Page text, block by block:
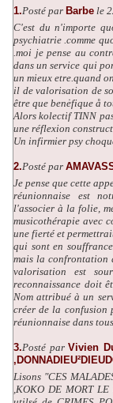
1.Posté par Barbe le
C'est du n'importe
psychiatrie .comme
.moi je pense au
dans un service qui
un mieux etre.quand
il de valorisation de
être que benėfique å
Alors kolectif TINN
une réflexion
Un infirmier psy
2.Posté par
Je pense que cette
réunionnaise est
l'associer à la folie,
musicothérapie avec
une fierté et
qui sont en
mais la confrontation
valorisation est
reconnaissance doit
Nom attribué à un
créer de la confusion
réunionnaise dans
3.Posté parVivien
Lisons "CES
,KOKO DE MORT